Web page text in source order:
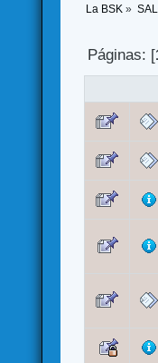
La BSK »
Páginas: [